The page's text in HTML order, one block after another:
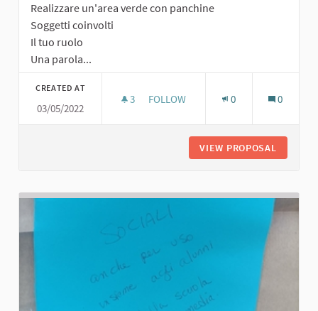
Realizzare un'area verde con panchine
Soggetti coinvolti
Il tuo ruolo
Una parola...
CREATED AT
03/05/2022
3 3 FOLLOWERS
FOLLOW 0 0
VIEW PROPOSAL